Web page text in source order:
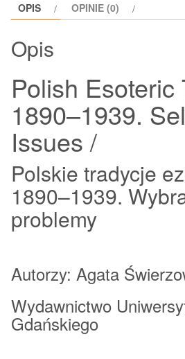
OPIS OPINIE (0)
Opis
Polish Esoteric
1890–1939.
Issues /
Polskie tradycje
1890–1939.
problemy
Autorzy: Agata
Wydawnictwo
Gdańskiego